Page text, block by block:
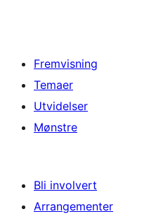
Fremvisning
Temaer
Utvidelser
Mønstre
Bli involvert
Arrangementer